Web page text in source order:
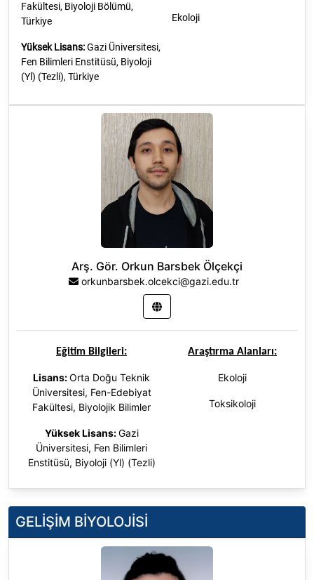
Fakültesi, Biyoloji Bölümü,
Türkiye
Yüksek Lisans:Gazi Üniversitesi,
Fen Bilimleri Enstitüsü, Biyoloji
(Yl) (Tezli), Türkiye
Doktora:Gazi Üniversitesi, Fen
Bilimleri Enstitüsü, Biyoloji (Dr),
Ekoloji
Arş. Gör. Orkun Barsbek Ölçekçi
orkunbarsbek.olcekci@gazi.edu.tr
Eğitim Bilgileri: Araştırma Alanları:
Lisans:Orta Doğu Teknik
Üniversitesi, Fen-Edebiyat
Fakültesi, Biyolojik Bilimler
Ekoloji
Toksikoloji
Yüksek Lisans:Gazi
Üniversitesi, Fen Bilimleri
Enstitüsü, Biyoloji (Yl) (Tezli)
GELİŞİM BİYOLOJİSİ